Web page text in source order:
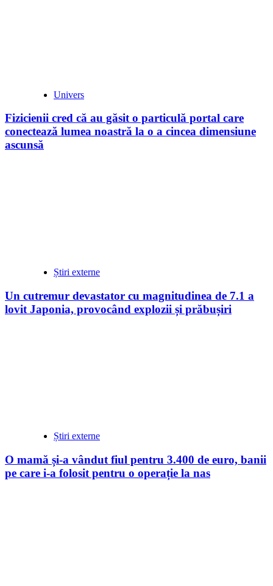
Univers
Fizicienii cred că au găsit o particulă portal care
conectează lumea noastră la o a cincea dimensiune
ascunsă
Știri externe
Un cutremur devastator cu magnitudinea de 7.1 a
lovit Japonia, provocând explozii și prăbușiri
Știri externe
O mamă și-a vândut fiul pentru 3.400 de euro, banii
pe care i-a folosit pentru o operație la nas